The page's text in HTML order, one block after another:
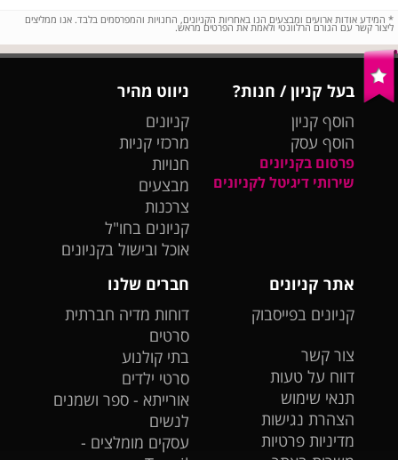
* המידע אודות ארועים ומבצעים הנו באחריות הקניונים, החנויות והמפרסמים בלבד. אנו ממליצים
ליצור קשר עם הגורם הרלוונטי ולאמת את הפרטים מראש.
בעל קניון / חנות?
הוסף קניון
הוסף עסק
פרסום בקניונים
שירותי דיגיטל לקניונים
ניווט מהיר
קניונים
מרכזי קניות
חנויות
מבצעים
צרכנות
קניונים בחו"ל
אוכל ובישול בקניונים
אתר קניונים
קניונים בפייסבוק
צור קשר
דווח על טעות
תנאי שימוש
הצהרת נגישות
מדיניות פרטיות
חברים שלנו
דוחות מדיה חברתית
סרטים
בתי קולנוע
סרטי ילדים
אורייתא - ספר ושמנים
לנשים
עסקים מומלצים -